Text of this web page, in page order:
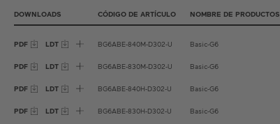
DOWNLOADS CÓDIGO DE ARTÍCULO NOMBRE DE PRODUCTOS
PDF LDT BG6ABE-840M-D302-U Basic-G6
PDF LDT BG6ABE-830M-D302-U Basic-G6
PDF LDT BG6ABE-840H-D302-U Basic-G6
PDF LDT BG6ABE-830H-D302-U Basic-G6